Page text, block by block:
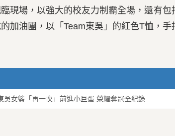
現場，以強大的校友力制霸全場，還有
加油團，以「Team東吳」的紅色T恤，
吳女籃「再一次」前進小巨蛋 榮耀奪冠全紀錄